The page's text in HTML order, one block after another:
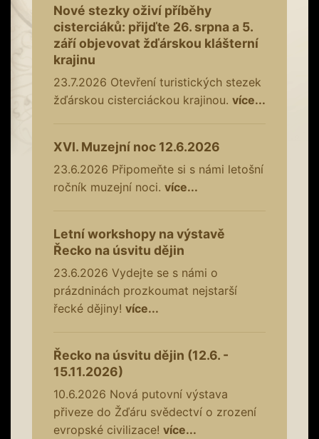
Nové stezky oživí příběhy
cisterciáků: přijďte 26. srpna a 5.
září objevovat žďárskou klášterní
krajinu
23.7.2026 Otevření turistických stezek
žďárskou cisterciáckou krajinou. více...
XVI. Muzejní noc 12.6.2026
23.6.2026 Připomeňte si s námi letošní
ročník muzejní noci. více...
Letní workshopy na výstavě
Řecko na úsvitu dějin
23.6.2026 Vydejte se s námi o
prázdninách prozkoumat nejstarší
řecké dějiny! více...
Řecko na úsvitu dějin (12.6. -
15.11.2026)
10.6.2026 Nová putovní výstava
přiveze do Žďáru svědectví o zrození
evropské civilizace! více...